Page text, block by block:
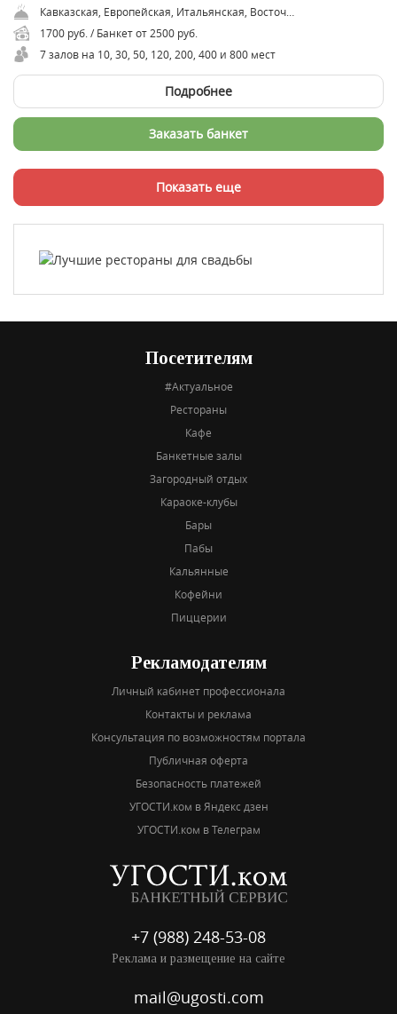
1700 руб. / Банкет от 2500 руб.
7 залов на 10, 30, 50, 120, 200, 400 и 800 мест
Подробнее
Заказать банкет
Показать еще
Посетителям
#Актуальное
Рестораны
Кафе
Банкетные залы
Загородный отдых
Караоке-клубы
Бары
Пабы
Кальянные
Кофейни
Пиццерии
Рекламодателям
Личный кабинет профессионала
Контакты и реклама
Консультация по возможностям портала
Публичная оферта
Безопасность платежей
УГОСТИ.ком в Яндекс дзен
УГОСТИ.ком в Телеграм
+7 (988) 248-53-08
Реклама и размещение на сайте
mail@ugosti.com